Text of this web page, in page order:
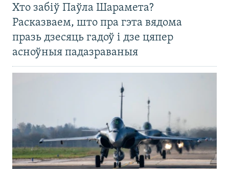
Хто забіў Паўла Шарамета?
Расказваем, што пра гэта вядома
празь дзесяць гадоў і дзе цяпер
асноўныя падазраваныя